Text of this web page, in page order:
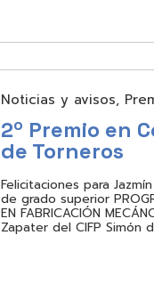
Noticias y avisos,
2º Premio en
de Torneros
Felicitaciones para
de grado superior
EN FABRICACIÓN
Zapater del CIFP Simón